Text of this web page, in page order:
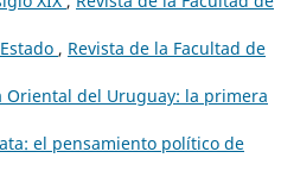
, Revista de la Facultad de
Oriental del Uruguay: la primera
el pensamiento político de